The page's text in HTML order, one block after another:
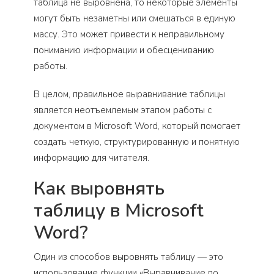
могут быть незаметны или смешаться в единую
массу. Это может привести к неправильному
пониманию информации и обесцениванию
работы.
В целом, правильное выравнивание таблицы
является неотъемлемым этапом работы с
документом в Microsoft Word, который помогает
создать четкую, структурированную и понятную
информацию для читателя.
Как выровнять
таблицу в Microsoft
Word?
Один из способов выровнять таблицу — это